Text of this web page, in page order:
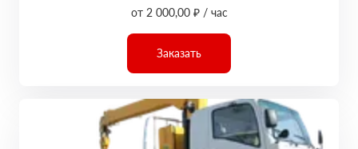
от 2 000,00 ₽ / час
Заказать